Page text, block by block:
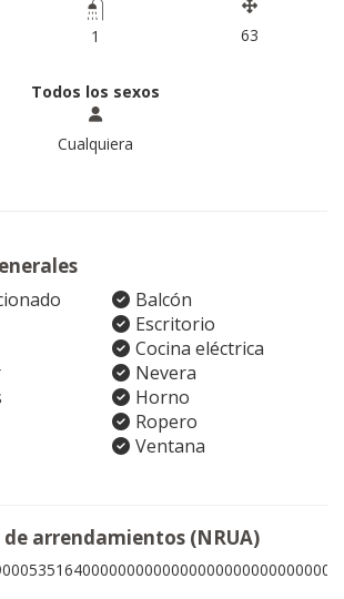
1 63
Todos los sexos
Cualquiera
Balcón
Escritorio
Cocina eléctrica
Nevera
Horno
Ropero
Ventana
arrendamientos (NRUA)